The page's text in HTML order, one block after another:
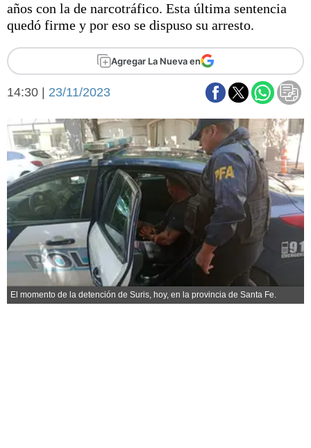
Básquetbol
Fútbol
Federal A
Arte y cultura
Aplausos
Economía y finanzas
Con el campo
Espacio empresas
Sociedad y tiempo
libre
Sociedad
Tecnología
Turismo
Salud
Es viral
El tiempo
Fúnebres
Clasificados
años con la de narcotráfico. Esta última sentencia
quedó firme y por eso se dispuso su arresto.
Agregar La Nueva en
14:30 | 23/11/2023
El momento de la detención de Suris, hoy, en la provincia de Santa Fe.